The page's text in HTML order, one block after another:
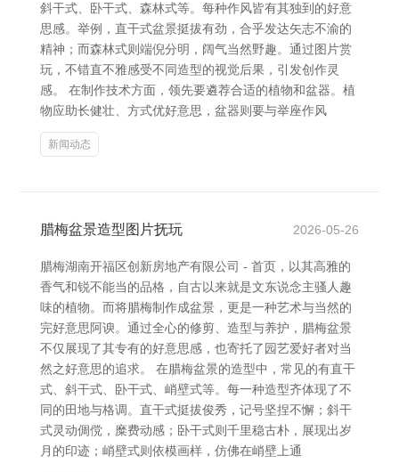
斜干式、卧干式、森林式等。每种作风皆有其独到的好意
思感。举例，直干式盆景挺拔有劲，合乎发达矢志不渝的
精神；而森林式则端倪分明，阔气当然野趣。通过图片赏
玩，不错直不雅感受不同造型的视觉后果，引发创作灵
感。 在制作技术方面，领先要遴荐合适的植物和盆器。植
物应助长健壮、方式优好意思，盆器则要与举座作风
新闻动态
腊梅盆景造型图片抚玩 2026-05-26
腊梅湖南开福区创新房地产有限公司 - 首页，以其高雅的
香气和锐不能当的品格，自古以来就是文东说念主骚人趣
味的植物。而将腊梅制作成盆景，更是一种艺术与当然的
完好意思阿谀。通过全心的修剪、造型与养护，腊梅盆景
不仅展现了其专有的好意思感，也寄托了园艺爱好者对当
然之好意思的追求。 在腊梅盆景的造型中，常见的有直干
式、斜干式、卧干式、峭壁式等。每一种造型齐体现了不
同的田地与格调。直干式挺拔俊秀，记号坚捏不懈；斜干
式灵动倜傥，糜费动感；卧干式则千里稳古朴，展现出岁
月的印迹；峭壁式则依模画样，仿佛在峭壁上通